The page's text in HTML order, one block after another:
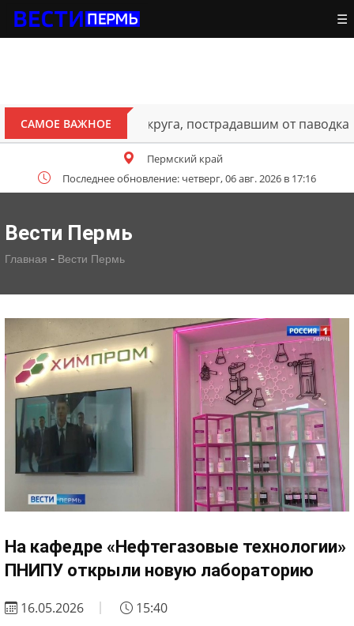
☰
САМОЕ ВАЖНОЕ
Октябрьского округа, пострадавшим от паводка
Пермский край
Последнее обновление: четверг, 06 авг. 2026 в 17:16
Вести Пермь
Главная - Вести Пермь
На кафедре «Нефтегазовые технологии»
ПНИПУ открыли новую лабораторию
16.05.2026 15:40